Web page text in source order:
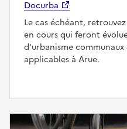
Docurba
Le cas échéant,
en cours qui feront
d'urbanisme
applicables à Arue.